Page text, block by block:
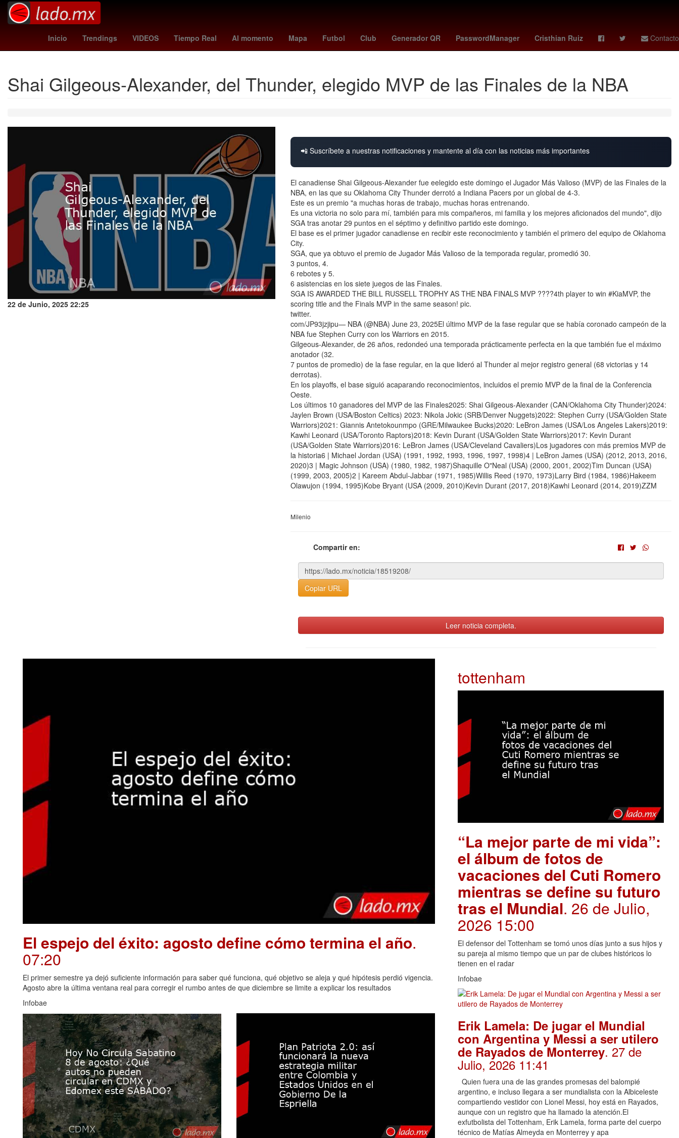
Inicio Trendings VIDEOS Tiempo Real Al momento Mapa Futbol Club Generador QR PasswordManager Cristhian Ruiz Contacto
mavericks - thunder marlins - padres Hungría Ezra Miller cyclospora Rosario Venezolanos Hong Kong luis chaparro jordan bos
Shai Gilgeous-Alexander, del Thunder, elegido MVP de las Finales de la NBA
22 de Junio, 2025 22:25
📲 Suscríbete a nuestras notificaciones y mantente al día con las noticias más importantes
El canadiense Shai Gilgeous-Alexander fue eelegido este domingo el Jugador Más Valioso (MVP) de las Finales de la
NBA, en las que su Oklahoma City Thunder derrotó a Indiana Pacers por un global de 4-3.
Este es un premio "a muchas horas de trabajo, muchas horas entrenando.
Es una victoria no solo para mí, también para mis compañeros, mi familia y los mejores aficionados del mundo", dijo
SGA tras anotar 29 puntos en el séptimo y definitivo partido este domingo.
El base es el primer jugador canadiense en recibir este reconocimiento y también el primero del equipo de Oklahoma
City.
SGA, que ya obtuvo el premio de Jugador Más Valioso de la temporada regular, promedió 30.
3 puntos, 4.
6 rebotes y 5.
6 asistencias en los siete juegos de las Finales.
SGA IS AWARDED THE BILL RUSSELL TROPHY AS THE NBA FINALS MVP ????4th player to win #KiaMVP, the
scoring title and the Finals MVP in the same season! pic.
twitter.
com/JP93jzjipu— NBA (@NBA) June 23, 2025El último MVP de la fase regular que se había coronado campeón de la
NBA fue Stephen Curry con los Warriors en 2015.
Gilgeous-Alexander, de 26 años, redondeó una temporada prácticamente perfecta en la que también fue el máximo
anotador (32.
7 puntos de promedio) de la fase regular, en la que lideró al Thunder al mejor registro general (68 victorias y 14
derrotas).
En los playoffs, el base siguió acaparando reconocimientos, incluidos el premio MVP de la final de la Conferencia
Oeste.
Los últimos 10 ganadores del MVP de las Finales2025: Shai Gilgeous-Alexander (CAN/Oklahoma City Thunder)2024:
Jaylen Brown (USA/Boston Celtics) 2023: Nikola Jokic (SRB/Denver Nuggets)2022: Stephen Curry (USA/Golden State
Warriors)2021: Giannis Antetokounmpo (GRE/Milwaukee Bucks)2020: LeBron James (USA/Los Angeles Lakers)2019:
Kawhi Leonard (USA/Toronto Raptors)2018: Kevin Durant (USA/Golden State Warriors)2017: Kevin Durant
(USA/Golden State Warriors)2016: LeBron James (USA/Cleveland Cavaliers)Los jugadores con más premios MVP de
la historia6 | Michael Jordan (USA) (1991, 1992, 1993, 1996, 1997, 1998)4 | LeBron James (USA) (2012, 2013, 2016,
2020)3 | Magic Johnson (USA) (1980, 1982, 1987)Shaquille O"Neal (USA) (2000, 2001, 2002)Tim Duncan (USA)
(1999, 2003, 2005)2 | Kareem Abdul-Jabbar (1971, 1985)Willis Reed (1970, 1973)Larry Bird (1984, 1986)Hakeem
Olawujon (1994, 1995)Kobe Bryant (USA (2009, 2010)Kevin Durant (2017, 2018)Kawhi Leonard (2014, 2019)ZZM
Milenio
Compartir en:
Copiar URL
Leer noticia completa.
El espejo del éxito: agosto define cómo termina el año.
07:20
El primer semestre ya dejó suficiente información para saber qué funciona, qué objetivo se aleja y qué hipótesis perdió vigencia.
Agosto abre la última ventana real para corregir el rumbo antes de que diciembre se limite a explicar los resultados
Infobae
tottenham
“La mejor parte de mi vida”:
el álbum de fotos de
vacaciones del Cuti Romero
mientras se define su futuro
tras el Mundial. 26 de Julio,
2026 15:00
El defensor del Tottenham se tomó unos días junto a sus hijos y
su pareja al mismo tiempo que un par de clubes históricos lo
tienen en el radar
Infobae
Erik Lamela: De jugar el Mundial
con Argentina y Messi a ser utilero
de Rayados de Monterrey. 27 de
Julio, 2026 11:41
Quien fuera una de las grandes promesas del balompié
argentino, e incluso llegara a ser mundialista con la Albiceleste
compartiendo vestidor con Lionel Messi, hoy está en Rayados,
aunque con un registro que ha llamado la atención.El
exfutbolista del Tottenham, Erik Lamela, forma parte del cuerpo
técnico de Matías Almeyda en Monterrey y apa